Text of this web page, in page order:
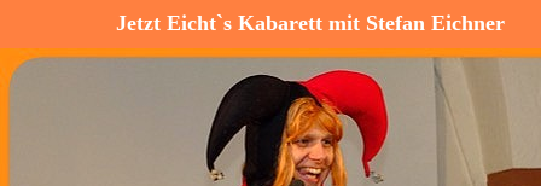
Jetzt Eicht`s Kabarett mit Stefan Eichner